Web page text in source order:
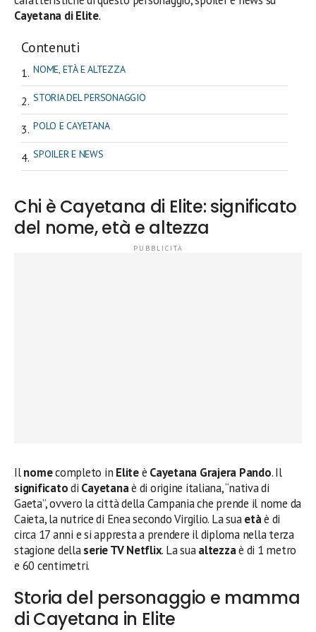
Cayetana di Elite.
Contenuti
NOME, ETÀ E ALTEZZA
STORIA DEL PERSONAGGIO
POLO E CAYETANA
SPOILER E NEWS
Chi è Cayetana di Elite: significato
del nome, età e altezza
Ilnomecompleto in Eliteè Cayetana Grajera Pando. Il
significatodi Cayetanaè di origine italiana, “nativa di
Gaeta”, ovvero la città della Campania che prende il nome da
Caieta, la nutrice di Enea secondo Virgilio. La suaetàè di
circa 17 anni e si appresta a prendere il diploma nella terza
stagione dellaserie TV Netflix. La suaaltezzaè di 1 metro
e 60 centimetri.
Storia del personaggio e mamma
di Cayetana in Elite